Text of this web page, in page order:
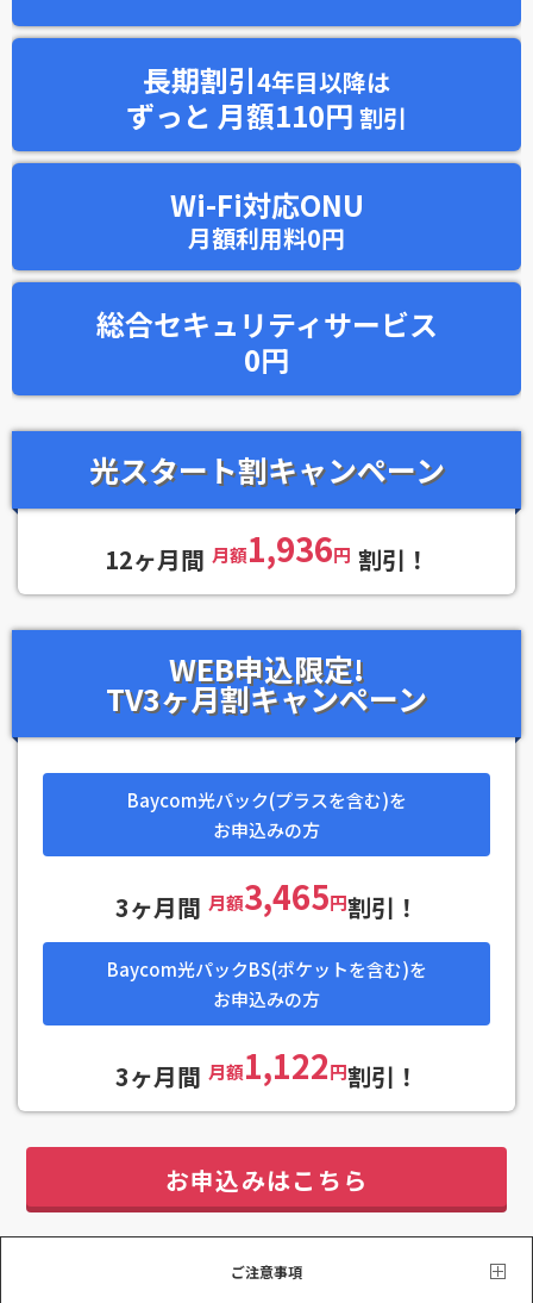
長期割引4年目以降は
ずっと 月額110円 割引
Wi-Fi対応ONU
月額利用料0円
総合セキュリティサービス
0円
光スタート割キャンペーン
12ヶ月間 月額1,936円 割引！
WEB申込限定!
TV3ヶ月割キャンペーン
Baycom光パック(プラスを含む)を
お申込みの方
3ヶ月間 月額3,465円割引！
Baycom光パックBS(ポケットを含む)を
お申込みの方
3ヶ月間 月額1,122円割引！
お申込みはこちら
ご注意事項